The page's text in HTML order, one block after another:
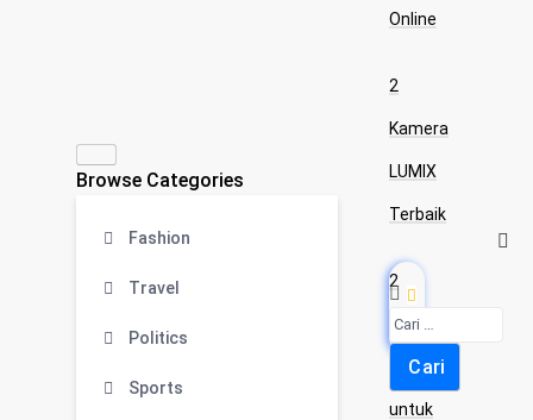
Browse Categories
Fashion
Travel
Politics
Sports
Online
2
Kamera
LUMIX
Terbaik
2
Kaos
Levi’s
untuk